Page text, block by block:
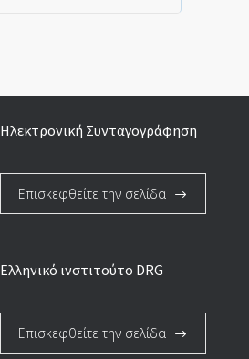
Ηλεκτρονική Συνταγογράφηση
Επισκεφθείτε την σελίδα
Ελληνικό ινστιτούτο DRG
Επισκεφθείτε την σελίδα